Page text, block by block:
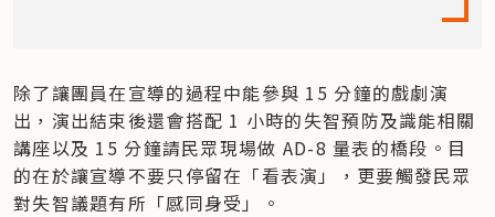
除了讓團員在宣導的過程中能參與 15 分鐘的戲劇演
出，演出結束後還會搭配 1 小時的失智預防及識能相關
講座以及 15 分鐘請民眾現場做 AD-8 量表的橋段。目
的在於讓宣導不要只停留在「看表演」，更要觸發民眾
對失智議題有所「感同身受」。